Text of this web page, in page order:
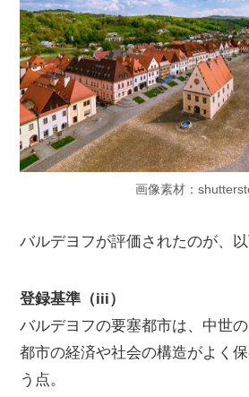
画像素材：
バルデヨフが評価されたのが、以
登録基準（iii）
バルデヨフの要塞都市は、中世
都市の経済や社会の構造がよく
う点。